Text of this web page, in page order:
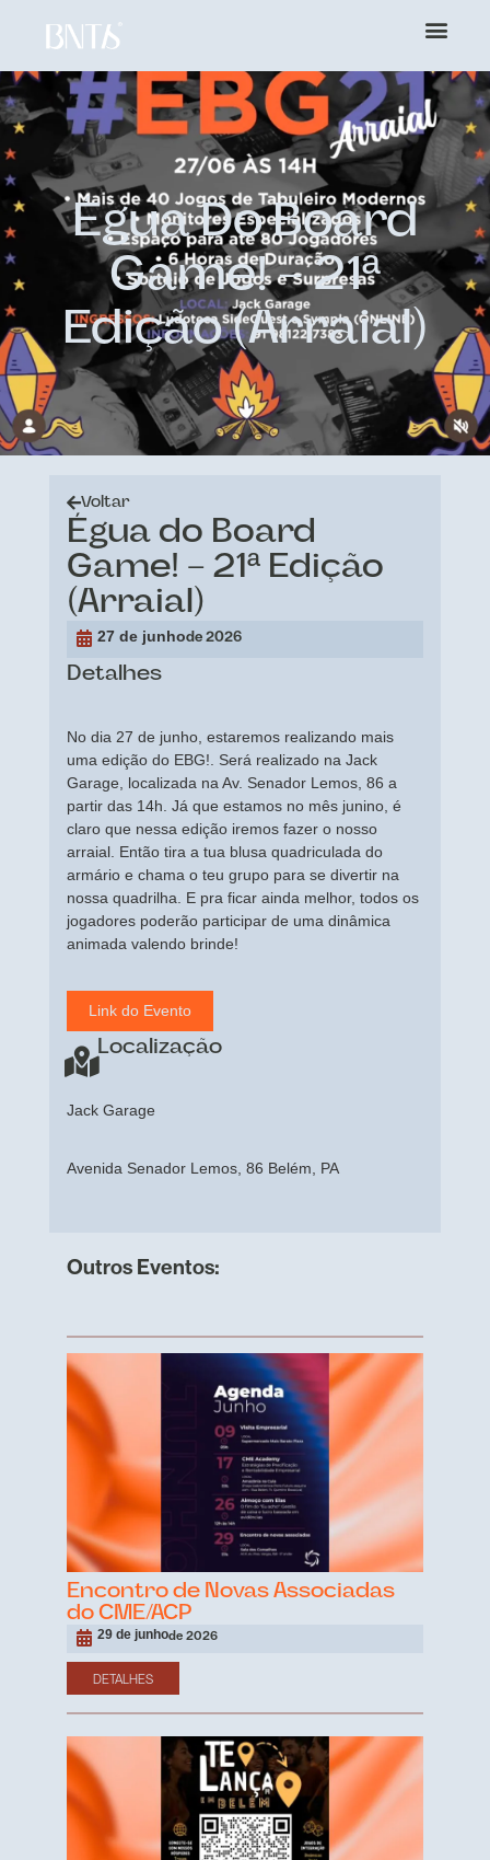
Égua Do Board
Game! – 21ª
Edição (Arraial)
Voltar
Égua do Board
Game! – 21ª Edição
(Arraial)
27 de junhode 2026
Detalhes
No dia 27 de junho, estaremos realizando mais
uma edição do EBG!. Será realizado na Jack
Garage, localizada na Av. Senador Lemos, 86 a
partir das 14h. Já que estamos no mês junino, é
claro que nessa edição iremos fazer o nosso
arraial. Então tira a tua blusa quadriculada do
armário e chama o teu grupo para se divertir na
nossa quadrilha. E pra ficar ainda melhor, todos os
jogadores poderão participar de uma dinâmica
animada valendo brinde!
Link do Evento
Localização
Jack Garage
Avenida Senador Lemos, 86 Belém, PA
Outros Eventos:
Encontro de Novas Associadas
do CME/ACP
29 de junhode 2026
DETALHES